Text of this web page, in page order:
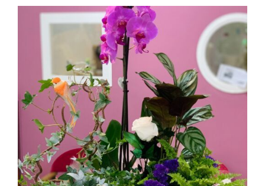
AÑADIR AL CARRITO
/
DETALLES